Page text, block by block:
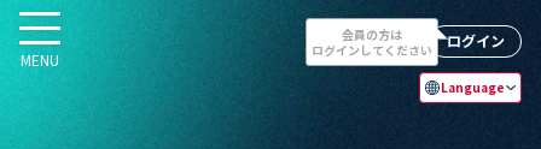
MENU
ログイン
会員の方は
ログインしてください
Language
日本語